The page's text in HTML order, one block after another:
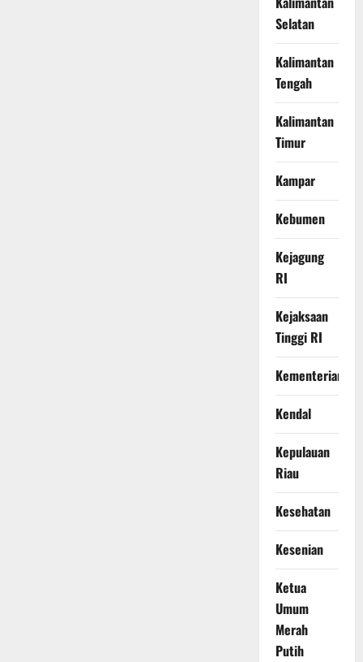
Selatan
Kalimantan
Tengah
Kalimantan
Timur
Kampar
Kebumen
Kejagung
RI
Kejaksaan
Tinggi RI
Kementerian
Kendal
Kepulauan
Riau
Kesehatan
Kesenian
Ketua
Umum
Merah
Putih